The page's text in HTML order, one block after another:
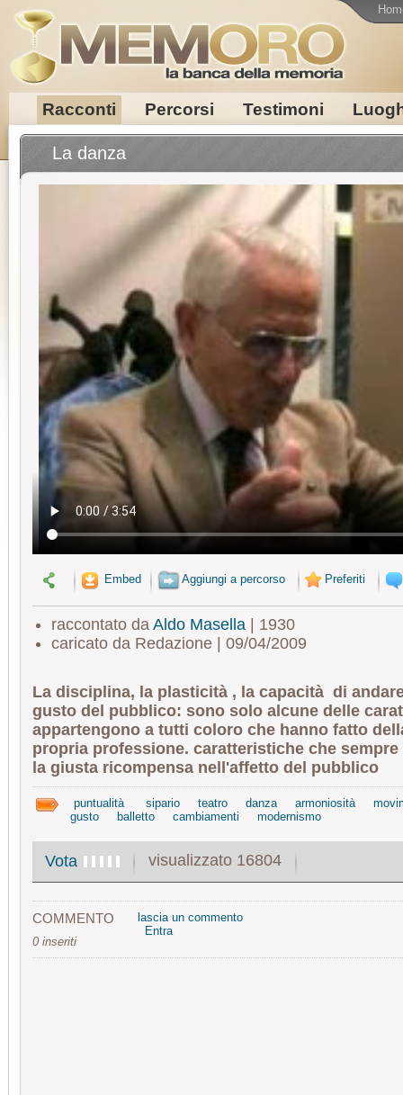
Racconti Percorsi Testimoni
La danza
Embed Aggiungi a percorso Preferiti
raccontato da Aldo Masella| 1930
caricato da Redazione | 09/04/2009
La disciplina, la plasticità , la capacità di
gusto del pubblico: sono solo alcune delle
appartengono a tutti coloro che hanno fatto
propria professione. caratteristiche che
la giusta ricompensa nell'affetto del pubblico
puntualità sipario teatro danza armoniosità
gusto
balletto cambiamenti modernismo
Vota visualizzato 16804
COMMENTO
0 inseriti
lascia un commento
Entra